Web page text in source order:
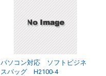
パソコン対応 ソフトビジネ
スバッグ H2100-4